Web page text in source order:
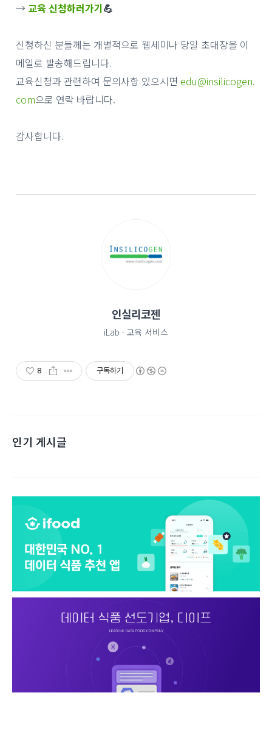
→ 교육신청하러가기💪
신청하신 분들께는 개별적으로 웹세미나 당일 초대장을 이
메일로 발송해드립니다.
교육신청과 관련하여 문의사항 있으시면 edu@insilicogen.
com으로 연락 바랍니다.
감사합니다.
인실리코젠
iLab · 교육 서비스
8 구독하기
인기 게시글